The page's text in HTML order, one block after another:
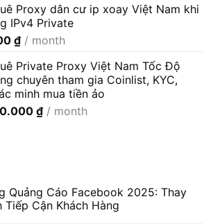
từ
Proxy dân cư ip xoay Việt Nam khi
IPv4 Private
₫ / month
Private Proxy Việt Nam Tốc Độ
chuyên tham gia Coinlist, KYC,
minh mua tiền ảo
₫ / month
Quảng Cáo Facebook 2025: Thay
Cận Khách Hàng